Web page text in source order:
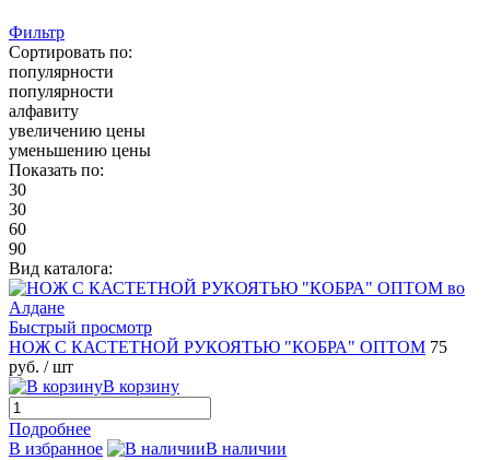
Фильтр
Сортировать по:
популярности
популярности
алфавиту
увеличению цены
уменьшению цены
Показать по:
30
30
60
90
Вид каталога:
Быстрый просмотр
НОЖ С КАСТЕТНОЙ РУКОЯТЬЮ "КОБРА" ОПТОМ 75
руб. / шт
В корзину
Подробнее
В избранное
В наличии